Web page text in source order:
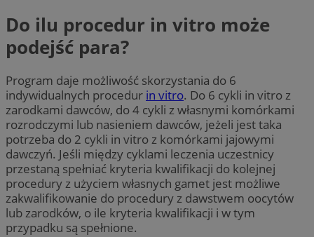
Do ilu procedur in vitro może
podejść para?
Program daje możliwość skorzystania do 6
indywidualnych procedur in vitro. Do 6 cykli in vitro z
zarodkami dawców, do 4 cykli z własnymi komórkami
rozrodczymi lub nasieniem dawców, jeżeli jest taka
potrzeba do 2 cykli in vitro z komórkami jajowymi
dawczyń. Jeśli między cyklami leczenia uczestnicy
przestaną spełniać kryteria kwalifikacji do kolejnej
procedury z użyciem własnych gamet jest możliwe
zakwalifikowanie do procedury z dawstwem oocytów
lub zarodków, o ile kryteria kwalifikacji i w tym
przypadku są spełnione.